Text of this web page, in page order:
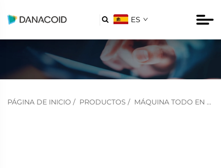
 ES
PÁGINA DE INICIO / PRODUCTOS / MÁQUINA TODO EN UNO